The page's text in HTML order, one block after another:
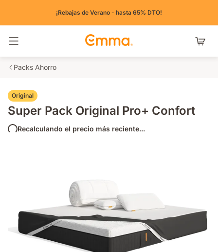
¡Rebajas de Verano - hasta 65% DTO!
Packs Ahorro
Original
Super Pack Original Pro+ Confort
Recalculando el precio más reciente...